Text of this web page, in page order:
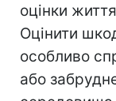
оцінки
Оцінити
особливо
або